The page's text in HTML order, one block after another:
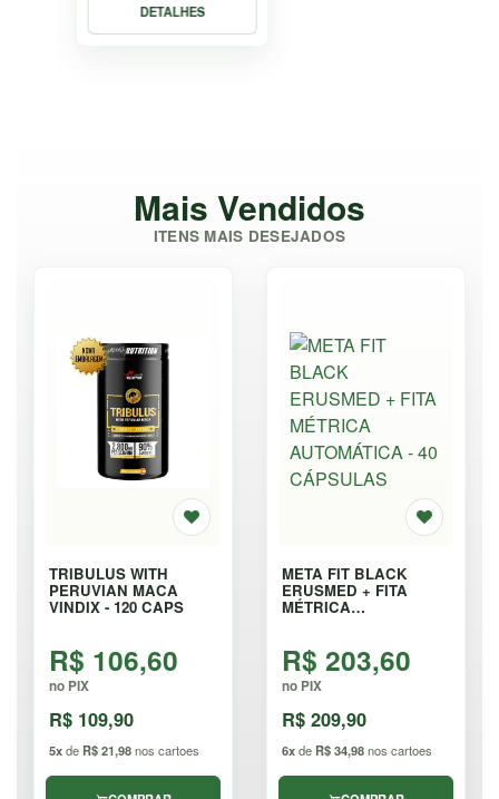
DETALHES
Mais Vendidos
ITENS MAIS DESEJADOS
TRIBULUS WITH
PERUVIAN MACA
VINDIX - 120 CAPS
R$ 106,60
no PIX
R$ 109,90
5xde R$ 21,98nos cartoes
META FIT BLACK
ERUSMED + FITA
MÉTRICA
R$ 203,60
no PIX
R$ 209,90
6xde R$ 34,98nos cartoes